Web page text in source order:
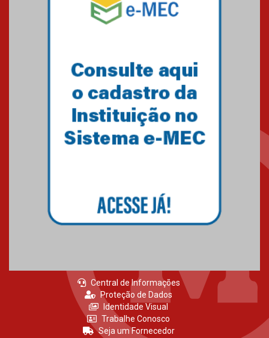
Central de Informações
Proteção de Dados
Identidade Visual
Trabalhe Conosco
Seja um Fornecedor